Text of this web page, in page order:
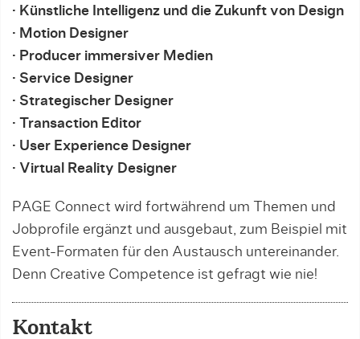
· Künstliche Intelligenz und die Zukunft von Design
· Motion Designer
· Producer immersiver Medien
· Service Designer
· Strategischer Designer
· Transaction Editor
· User Experience Designer
· Virtual Reality Designer
PAGE Connect wird fortwährend um Themen und
Jobprofile ergänzt und ausgebaut, zum Beispiel mit
Event-Formaten für den Austausch untereinander.
Denn Creative Competence ist gefragt wie nie!
Kontakt